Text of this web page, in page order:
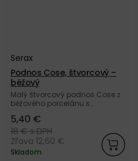
Serax
Podnos Cose, štvorcový –
béžový
Malý štvorcový podnos Cose z
béžového porcelánu s
belgickej značky Serax.
5,40 €
18 €s DPH
Zľava 12,60 €
Skladom